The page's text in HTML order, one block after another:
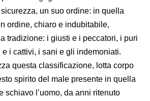
un suo ordine: in quella
ordine, chiaro e indubitabile,
tradizione: i giusti e i peccatori, i puri
i cattivi, i sani e gli indemoniati.
questa classificazione, lotta corpo
spirito del male presente in quella
schiavo l’uomo, da anni ritenuto